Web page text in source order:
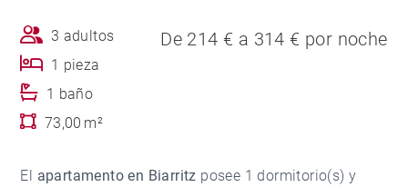
3 adultos
1 pieza
1 baño
73,00 m²
De 214 € a 314 € por noche
El apartamento en Biarritz posee 1 dormitorio(s) y